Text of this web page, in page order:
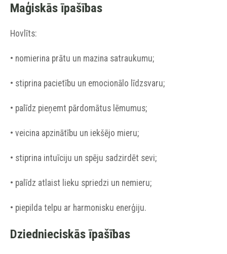
Maģiskās īpašības
Hovlīts:
• nomierina prātu un mazina satraukumu;
• stiprina pacietību un emocionālo līdzsvaru;
• palīdz pieņemt pārdomātus lēmumus;
• veicina apzinātību un iekšējo mieru;
• stiprina intuīciju un spēju sadzirdēt sevi;
• palīdz atlaist lieku spriedzi un nemieru;
• piepilda telpu ar harmonisku enerģiju.
Dziednieciskās īpašības